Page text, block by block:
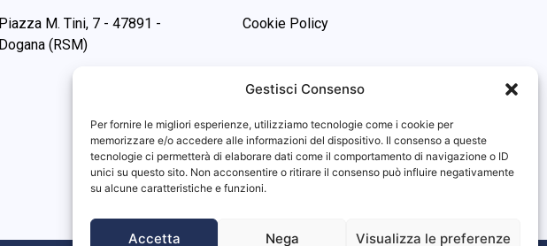
Gestisci Consenso
Per fornire le migliori esperienze, utilizziamo tecnologie come i cookie per
memorizzare e/o accedere alle informazioni del dispositivo. Il consenso a queste
tecnologie ci permetterà di elaborare dati come il comportamento di navigazione o ID
unici su questo sito. Non acconsentire o ritirare il consenso può influire negativamente
su alcune caratteristiche e funzioni.
Accetta Nega Visualizza le preferenze
Piazza M. Tini, 7 - 47891 -
Dogana (RSM)
Cookie Policy